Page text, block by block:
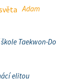
Adam
Taekwon-Do
elitou